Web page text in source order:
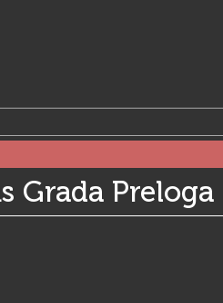
Grada Preloga